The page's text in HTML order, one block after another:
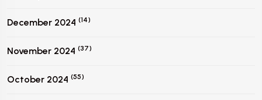
December 2024 (14)
November 2024 (37)
October 2024 (55)